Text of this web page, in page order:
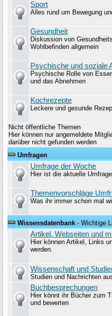
Sport
Alles rund um Bewegung
Gesundheit
Diskussion von
Wohlbefinden allgemein
Psychische und soziale
Psychische Rolle von
und das Abnehmen
Kochrezepte
Leckere und gesunde
Nicht öffentliche Themen
Hier können nur angemeldete
darüber nicht gefunden werden
Umfragen
Umfrage der Woche
Hier ist die aktuelle
Themenvorschläge
Was ihr immer schon mal
Wissensdatenbank - Wichtige
Artikel, Webseiten und
Hier können Artikel, Links
werden.
Wissenschaft und
Studien und Nachrichten
Buchbesprechungen
Hier könnt ihr Bücher zum
und bewerten